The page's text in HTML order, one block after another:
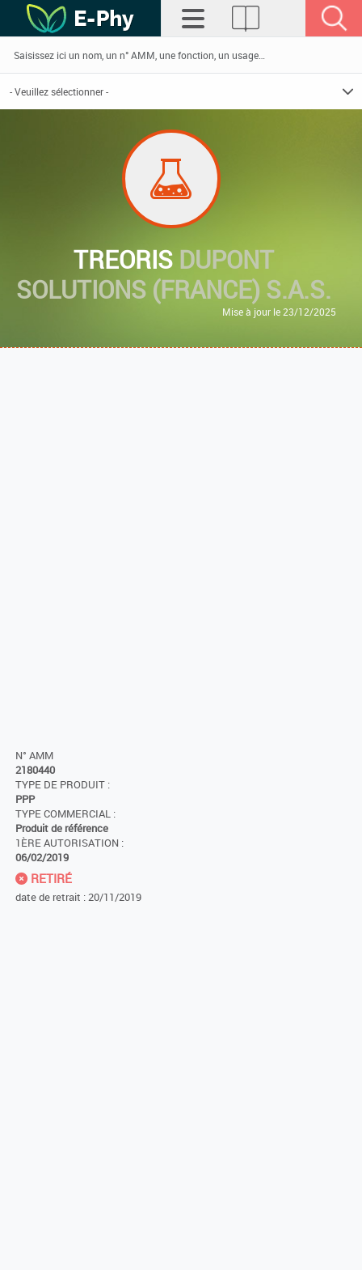
TREORIS DUPONT
SOLUTIONS (FRANCE) S.A.S.
Mise à jour le 23/12/2025
N° AMM
2180440
TYPE DE PRODUIT :
PPP
TYPE COMMERCIAL :
Produit de référence
1ÈRE AUTORISATION :
06/02/2019
RETIRÉ
date de retrait : 20/11/2019